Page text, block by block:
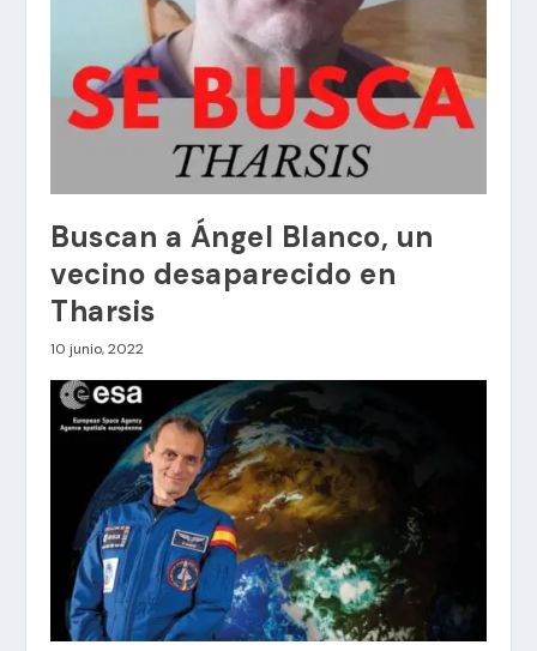
Buscan a Ángel Blanco, un
vecino desaparecido en
Tharsis
10 junio, 2022